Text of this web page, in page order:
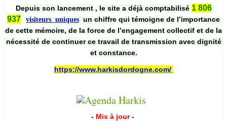
Depuis son lancement , le site a déjà comptabilisé 1 806
937
visiteurs uniques un chiffre qui témoigne de l’importance
de cette mémoire, de la force de l’engagement collectif et de la
nécessité de continuer ce travail de transmission avec dignité
et constance.
https://www.harkisdordogne.com/
- Mis à jour -